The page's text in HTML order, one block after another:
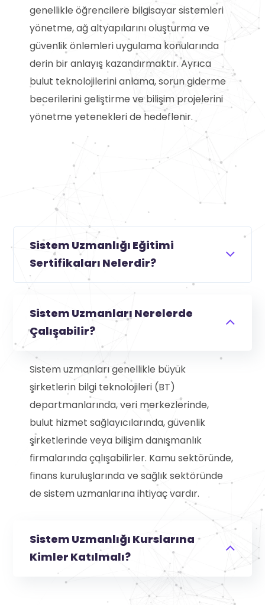
genellikle öğrencilere bilgisayar sistemleri
yönetme, ağ altyapılarını oluşturma ve
güvenlik önlemleri uygulama konularında
derin bir anlayış kazandırmaktır. Ayrıca
bulut teknolojilerini anlama, sorun giderme
becerilerini geliştirme ve bilişim projelerini
yönetme yetenekleri de hedeflenir.
Sistem Uzmanlığı Eğitimi
Sertifikaları Nelerdir?
Sistem Uzmanları Nerelerde
Çalışabilir?
Sistem uzmanları genellikle büyük
şirketlerin bilgi teknolojileri (BT)
departmanlarında, veri merkezlerinde,
bulut hizmet sağlayıcılarında, güvenlik
şirketlerinde veya bilişim danışmanlık
firmalarında çalışabilirler. Kamu sektöründe,
finans kuruluşlarında ve sağlık sektöründe
de sistem uzmanlarına ihtiyaç vardır.
Sistem Uzmanlığı Kurslarına
Kimler Katılmalı?